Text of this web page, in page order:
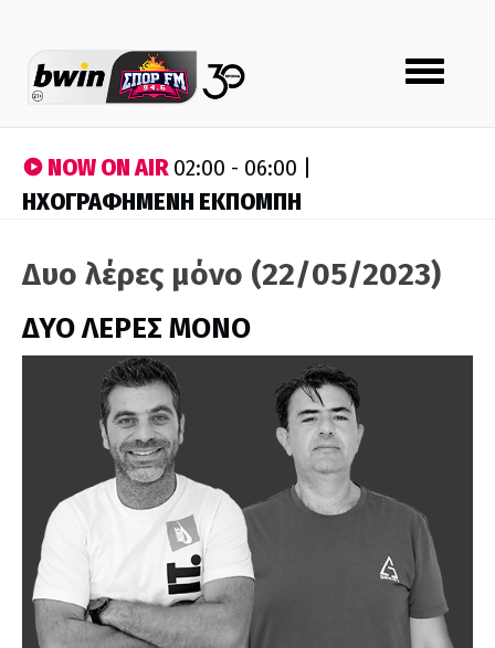
Toggle
navigation
NOW ON AIR02:00 - 06:00 |
ΗΧΟΓΡΑΦΗΜΕΝΗ ΕΚΠΟΜΠΗ
Δυο λέρες μόνο (22/05/2023)
ΔΥΟ ΛΕΡΕΣ ΜΟΝΟ